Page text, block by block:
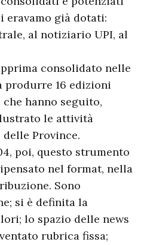
già dotati:
al notiziario UPI, al
consolidato nelle
produrre 16 edizioni
che hanno seguito,
le attività
delle Province.
poi, questo strumento
nel format, nella
Sono
si è definita la
lo spazio delle news
rubrica fissa;